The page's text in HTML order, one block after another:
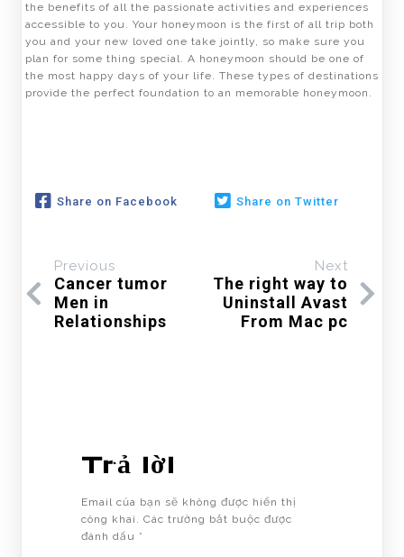
the benefits of all the passionate activities and experiences
accessible to you. Your honeymoon is the first of all trip both
you and your new loved one take jointly, so make sure you
plan for some thing special. A honeymoon should be one of
the most happy days of your life. These types of destinations
provide the perfect foundation to an memorable honeymoon.
Share on Facebook Share on Twitter
Previous
Cancer tumor
Men in
Relationships
Next
The right way to
Uninstall Avast
From Mac pc
Trả lời
Email của bạn sẽ không được hiển thị
công khai.
Các trường bắt buộc được
đánh dấu *